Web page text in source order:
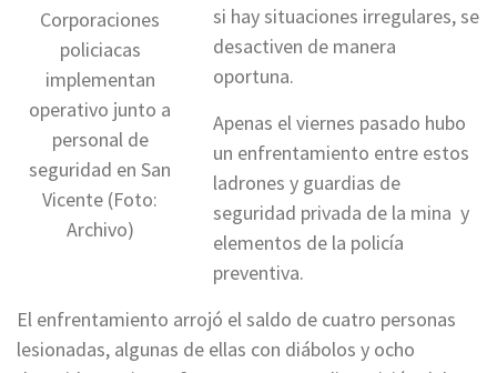
Corporaciones
policiacas
implementan
operativo junto a
personal de
seguridad en San
Vicente (Foto:
Archivo)
si hay situaciones irregulares, se
desactiven de manera
oportuna.
Apenas el viernes pasado hubo
un enfrentamiento entre estos
ladrones y guardias de
seguridad privada de la mina y
elementos de la policía
preventiva.
El enfrentamiento arrojó el saldo de cuatro personas
lesionadas, algunas de ellas con diábolos y ocho